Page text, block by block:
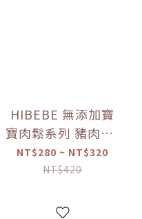
HIBEBE 無添加寶
寶肉鬆系列 豬肉鬆/
雞肉鬆/旗魚鬆(2包
入/組)（10個月以
定】
NT$280 ~ NT$320
NT$420